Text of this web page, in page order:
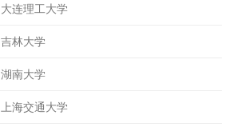
大连理工大学
吉林大学
湖南大学
上海交通大学